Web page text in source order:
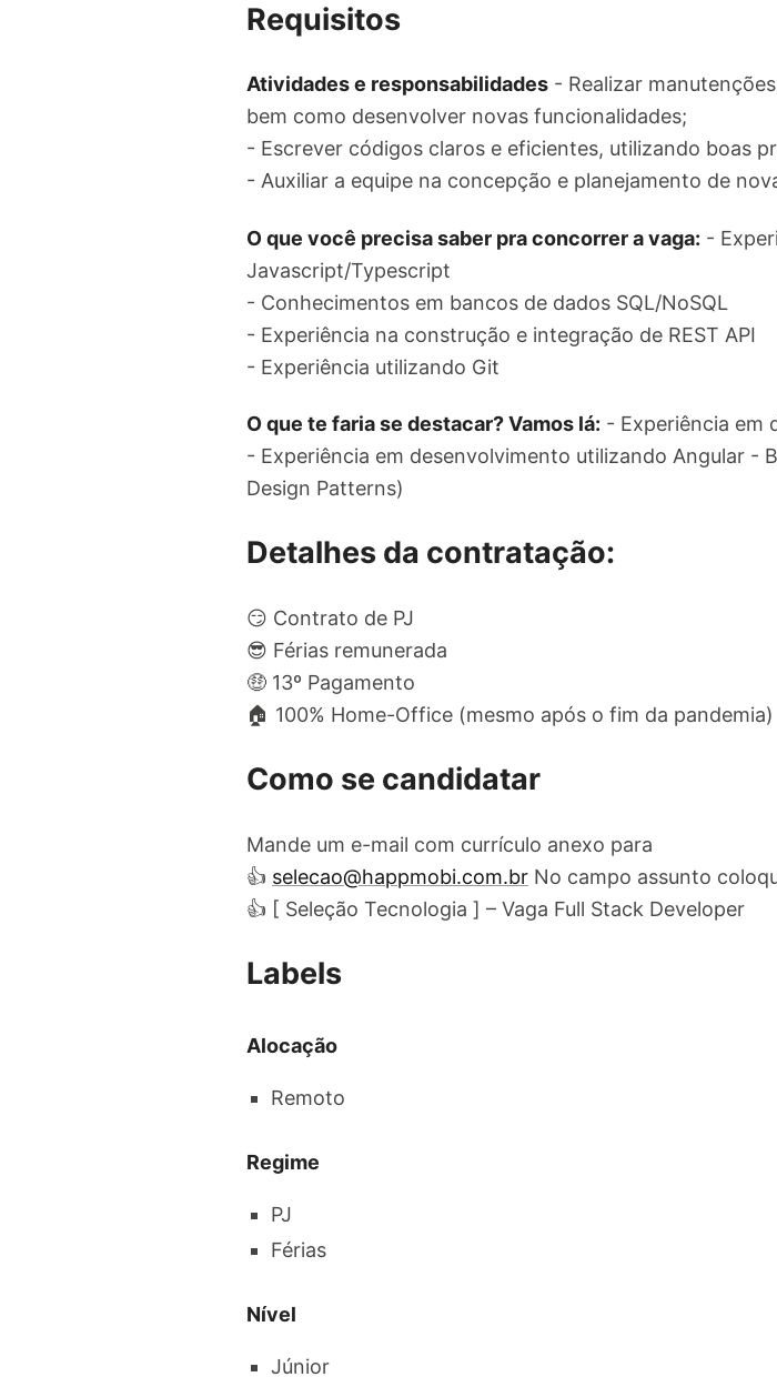
Requisitos
Atividades e responsabilidades - Realizar
bem como desenvolver novas funcionalidades;
- Escrever códigos claros e eficientes, utilizando boas
- Auxiliar a equipe na concepção e planejamento de
O que você precisa saber pra concorrer a vaga: -
Javascript/Typescript
- Conhecimentos em bancos de dados SQL/NoSQL
- Experiência na construção e integração de REST API
- Experiência utilizando Git
O que te faria se destacar? Vamos lá: - Experiência em
- Experiência em desenvolvimento utilizando Angular -
Design Patterns)
Detalhes da contratação:
😏 Contrato de PJ
😎 Férias remunerada
🤑 13º Pagamento
🏠 100% Home-Office (mesmo após o fim da pandemia)
Como se candidatar
Mande um e-mail com currículo anexo para
👍 selecao@happmobi.com.br No campo assunto
👍 [ Seleção Tecnologia ] – Vaga Full Stack Developer
Labels
Alocação
Remoto
Regime
PJ
Férias
Nível
Júnior